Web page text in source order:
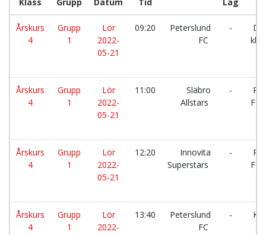
Årskurs
4
Grupp
1
Lör
2022-
05-21
09:20
Peterslund
FC
-
Årskurs
4
Grupp
1
Lör
2022-
05-21
11:00
Släbro
Allstars
-
FC
Årskurs
4
Grupp
1
Lör
2022-
05-21
12:20
Innovita
Superstars
-
FC
Årskurs
4
Grupp
1
Lör
2022-
13:40
Peterslund
FC
-